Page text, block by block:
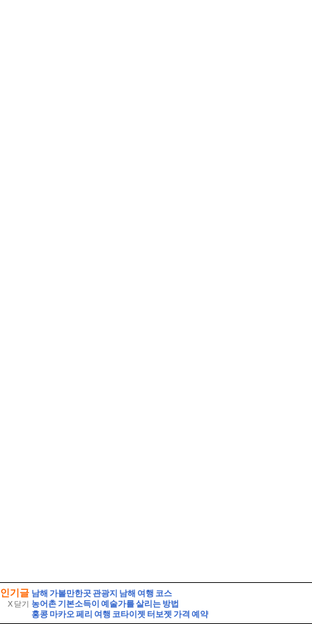
인기글
X 닫기
남해 가볼만한곳 관광지 남해 여행 코스
농어촌 기본소득이 예술가를 살리는 방법
홍콩 마카오 페리 여행 코타이젯 터보젯 가격 예약